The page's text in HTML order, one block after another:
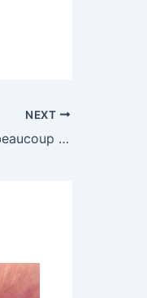
NEXT
Selon les psychologues, les gens qui pleurent beaucoup ont ce trait de personnalité unique